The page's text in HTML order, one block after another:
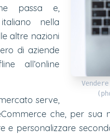
passa e,
nella
altre nazioni
di aziende
all’online
serve,
che, per sua
e personalizzare